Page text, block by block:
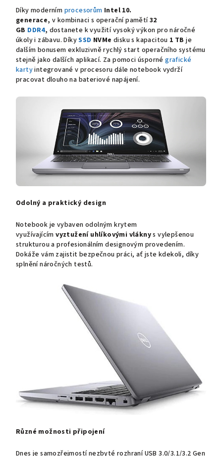
Díky moderním procesorům Intel 10.
generace, v kombinaci s operační pamětí32
GB DDR4, dostanete k využití vysoký výkon pro náročné
úkoly i zábavu. DíkySSD NVMe disku s kapacitou 1 TB je
dalším bonusem exkluzivně rychlý start operačního systému
stejně jako dalších aplikací. Za pomoci úspornégrafické
kartyintegrované v procesoru dále notebook vydrží
pracovat dlouho na bateriové napájení.
Odolný a praktický design
Notebook je vybaven odolným krytem
využívajícím vyztužení uhlíkovými vláknys vylepšenou
strukturou a profesionálním designovým provedením.
Dokáže vám zajistit bezpečnou práci, ať jste kdekoli, díky
splnění náročných testů.
Různé možnosti připojení
Dnes je samozřejmostí nezbyté rozhraní USB 3.0/3.1/3.2 Gen